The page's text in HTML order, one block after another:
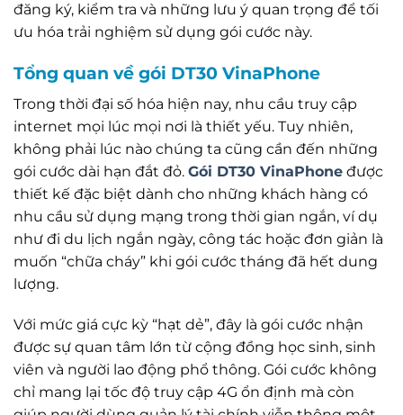
đăng ký, kiểm tra và những lưu ý quan trọng để tối
ưu hóa trải nghiệm sử dụng gói cước này.
Tổng quan về gói DT30 VinaPhone
Trong thời đại số hóa hiện nay, nhu cầu truy cập
internet mọi lúc mọi nơi là thiết yếu. Tuy nhiên,
không phải lúc nào chúng ta cũng cần đến những
gói cước dài hạn đắt đỏ. Gói DT30 VinaPhone được
thiết kế đặc biệt dành cho những khách hàng có
nhu cầu sử dụng mạng trong thời gian ngắn, ví dụ
như đi du lịch ngắn ngày, công tác hoặc đơn giản là
muốn “chữa cháy” khi gói cước tháng đã hết dung
lượng.
Với mức giá cực kỳ “hạt dẻ”, đây là gói cước nhận
được sự quan tâm lớn từ cộng đồng học sinh, sinh
viên và người lao động phổ thông. Gói cước không
chỉ mang lại tốc độ truy cập 4G ổn định mà còn